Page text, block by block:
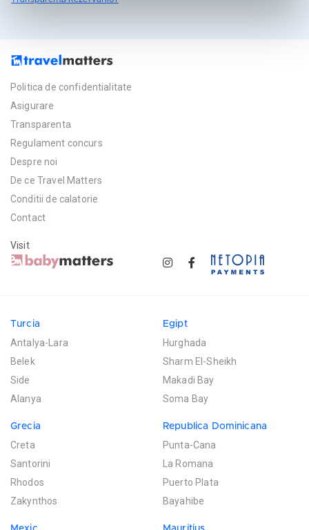
Politica de confidentialitate
Asigurare
Transparenta
Regulament concurs
Despre noi
De ce Travel Matters
Conditii de calatorie
Contact
Visit
Turcia
Antalya-Lara
Belek
Side
Alanya
Egipt
Hurghada
Sharm El-Sheikh
Makadi Bay
Soma Bay
Grecia
Creta
Santorini
Rhodos
Zakynthos
Republica Dominicana
Punta-Cana
La Romana
Puerto Plata
Bayahibe